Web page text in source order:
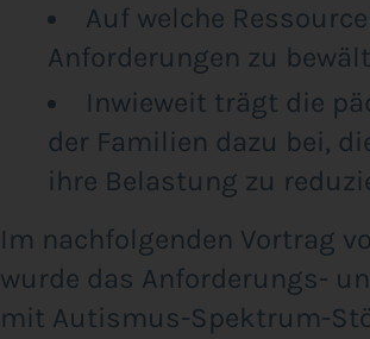
Auf wel­che
Anfor­de­run­gen zu
Inwie­weit trägt die
der Fami­li­en dazu bei,
ihre Belas­tung zu
Im nach­fol­gen­den Vor­trag
wur­de das Anfor­de­rungs-
mit Autis­mus-Spek­trum-